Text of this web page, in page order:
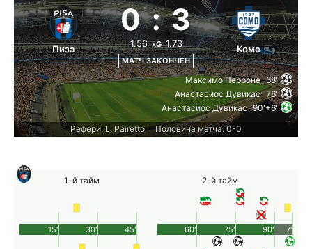
Пиза
0 : 3
1.56 xG 1.73
МАТЧ ЗАКОНЧЕН
Комо
Максимо Перроне 68'
Анастасиос Дувикас 76'
Анастасиос Дувикас 90'+6'
Рефери: L. Pairetto | Половина матча: 0-0
1-й тайм
45'
15' 30'
2-й тайм
90'
60' 75' 7'